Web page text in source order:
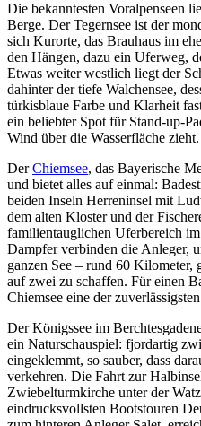
Die bekanntesten Voralpenseen
Berge. Der Tegernsee ist der
sich Kurorte, das Brauhaus im
den Hängen, dazu ein Uferweg,
Etwas weiter westlich liegt der
dahinter der tiefe Walchensee,
türkisblaue Farbe und Klarheit
ein beliebter Spot für Stand-up-
Wind über die Wasserfläche zieht.
DerChiemsee, das Bayerische
und bietet alles auf einmal:
beiden Inseln Herreninsel mit
dem alten Kloster und der
familientauglichen Uferbereich
Dampfer verbinden die Anleger,
ganzen See – rund 60 Kilometer,
auf zwei zu schaffen. Für einen
Chiemsee eine der
Der Königssee im
ein Naturschauspiel: fjordartig
eingeklemmt, so sauber, dass
verkehren. Die Fahrt zur
Zwiebelturmkirche unter der
eindrucksvollsten Bootstouren